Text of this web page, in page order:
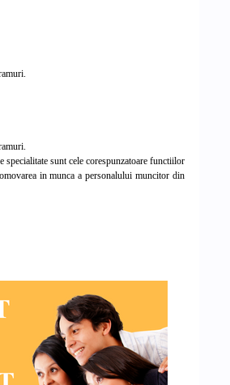
sunt cele corespunzatoare functiilor
in munca a personalului muncitor din